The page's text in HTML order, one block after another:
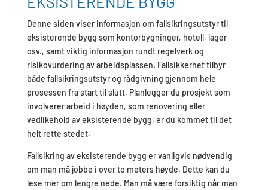
Denne siden viser informasjon om fallsikringsutstyr til
eksisterende bygg som kontorbygninger, hotell, lager
osv., samt viktig informasjon rundt regelverk og
risikovurdering av arbeidsplassen. Fallsikkerhet tilbyr
både fallsikringsutstyr og rådgivning gjennom hele
prosessen fra start til slutt. Planlegger du prosjekt som
involverer arbeid i høyden, som renovering eller
vedlikehold av eksisterende bygg, er du kommet til det
helt rette stedet.
Fallsikring av eksisterende bygg er vanligvis nødvendig
om man må jobbe i over to meters høyde. Dette kan du
lese mer om lengre nede. Man må være forsiktig når man